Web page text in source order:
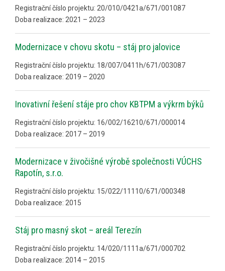
Registrační číslo projektu: 20/010/0421a/671/001087
Doba realizace: 2021 – 2023
Modernizace v chovu skotu – stáj pro jalovice
Registrační číslo projektu: 18/007/0411h/671/003087
Doba realizace: 2019 – 2020
Inovativní řešení stáje pro chov KBTPM a výkrm býků
Registrační číslo projektu: 16/002/16210/671/000014
Doba realizace: 2017 – 2019
Modernizace v živočišné výrobě společnosti VÚCHS
Rapotín, s.r.o.
Registrační číslo projektu: 15/022/11110/671/000348
Doba realizace: 2015
Stáj pro masný skot – areál Terezín
Registrační číslo projektu: 14/020/1111a/671/000702
Doba realizace: 2014 – 2015